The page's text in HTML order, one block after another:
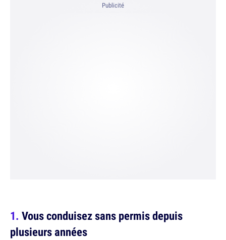
Publicité
Vous conduisez sans permis depuis
plusieurs années